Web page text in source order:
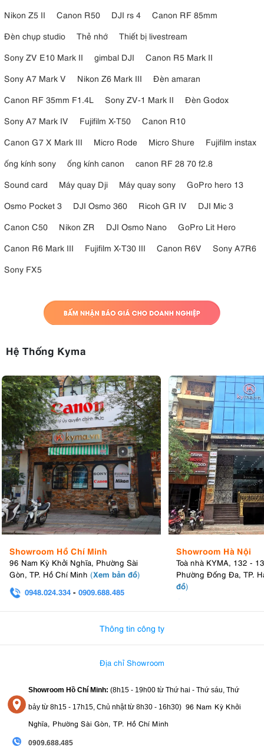
Nikon Z5 II
Canon R50 DJI rs 4
Canon RF 85mm
Đèn chụp studio
Thẻ nhớ
Thiết bị livestream
Sony ZV E10 Mark II
gimbal DJI
Canon R5 Mark II
Sony A7 Mark V
Nikon Z6 Mark III
Đèn amaran
Canon RF 35mm F1.4L
Sony ZV-1 Mark II
Đèn Godox
Sony A7 Mark IV
Fujifilm X-T50
Canon R10
Canon G7 X Mark III
Micro Rode Micro Shure
Fujifilm instax
ống kính sony
ống kính canon
canon RF 28 70 f2.8
Sound card
Máy quay Dji Máy quay sony
GoPro hero 13
Osmo Pocket 3
DJI Osmo 360 Ricoh GR IV
DJI Mic 3
Canon C50
Nikon ZR DJI Osmo Nano
GoPro Lit Hero
Canon R6 Mark III
Fujifilm X-T30 III Canon R6V
Sony A7R6
Sony FX5
Hệ Thống Kyma
Showroom Hồ Chí Minh
96 Nam Kỳ Khởi Nghĩa, Phường Sài
Gòn, TP. Hồ Chí Minh (Xem bản đồ)
0948.024.334 - 0909.688.485
Showroom Hà Nội
Toà nhà KYMA, 132 -
Phường Đống Đa, TP.
đồ)
Thông tin công ty
Địa chỉ Showroom
Showroom Hồ Chí Minh: (8h15 - 19h00 từ Thứ hai - Thứ sáu, Thứ
bảy từ 8h15 - 17h15, Chủ nhật từ 8h30 - 16h30) 96 Nam Kỳ Khởi
Nghĩa, Phường Sài Gòn, TP. Hồ Chí Minh
0909.688.485